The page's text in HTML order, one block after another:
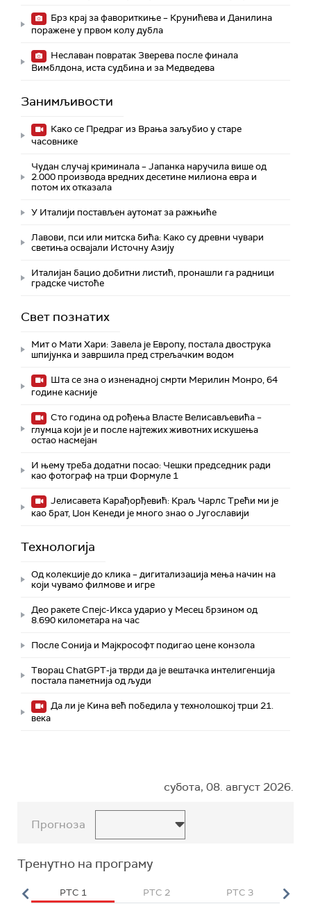
Брз крај за фавориткиње – Крунићева и Данилина
поражене у првом колу дубла
Неславан повратак Зверева после финала
Вимблдона, иста судбина и за Медведева
Занимљивости
Како се Предраг из Врања заљубио у старе
часовнике
Чудан случај криминала – Јапанка наручила више од
2.000 производа вредних десетине милиона евра и
потом их отказала
У Италији постављен аутомат за ражњиће
Лавови, пси или митска бића: Како су древни чувари
светиња освајали Источну Азију
Италијан бацио добитни листић, пронашли га радници
градске чистоће
Свет познатих
Мит о Мати Хари: Завела је Европу, постала двострука
шпијунка и завршила пред стрељачким водом
Шта се зна о изненадној смрти Мерилин Монро, 64
године касније
Сто година од рођења Власте Велисављевића –
глумца који је и после најтежих животних искушења
остао насмејан
И њему треба додатни посао: Чешки председник ради
као фотограф на трци Формуле 1
Јелисавета Карађорђевић: Краљ Чарлс Трећи ми је
као брат, Џон Кенеди је много знао о Југославији
Технологијa
Од колекције до клика – дигитализација мења начин на
који чувамо филмове и игре
Део ракете Спејс-Икса ударио у Месец брзином од
8.690 километара на час
После Сонија и Мајкрософт подигао цене конзола
Творац ChatGPT-ја тврди да је вештачка интелигенција
постала паметнија од људи
Да ли је Кина већ победила у технолошкој трци 21.
века
субота, 08. август 2026.
Прогноза
Тренутно на програму
РТС 1 РТС 2 РТС 3